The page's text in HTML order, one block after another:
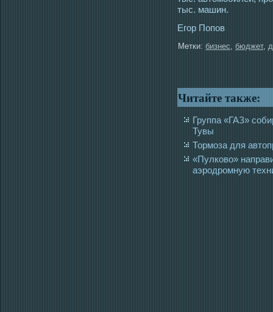
тыс. машин.
Егοр Попов
Метки: бизнес, бюджет,
Читайте также:
Группа «ГАЗ»
Тувы
Тормоза для
«Пулково»
аэродромную